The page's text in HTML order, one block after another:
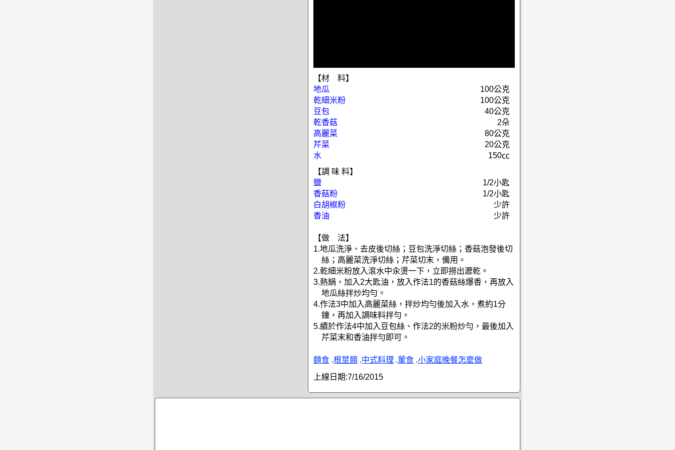
【材 料】
地瓜
100公克
乾細米粉
100公克
豆包
40公克
乾香菇
2朵
高麗菜
80公克
芹菜
20公克
水
150㏄
【調 味 料】
鹽
1/2小匙
香菇粉
1/2小匙
白胡椒粉
少許
香油
少許
【做 法】
1.地瓜洗淨、去皮後切絲；豆包洗淨切絲；香菇泡發後切
絲；高麗菜洗淨切絲；芹菜切末，備用。
2.乾細米粉放入滾水中汆燙一下，立即撈出瀝乾。
3.熱鍋，加入2大匙油，放入作法1的香菇絲爆香，再放入
地瓜絲拌炒均勻。
4.作法3中加入高麗菜絲，拌炒均勻後加入水，煮約1分
鐘，再加入調味料拌勻。
5.續於作法4中加入豆包絲、作法2的米粉炒勻，最後加入
芹菜末和香油拌勻即可。
麵食 .根莖類 .中式料理 .葷食 .小家庭晚餐怎麼做
上線日期:7/16/2015